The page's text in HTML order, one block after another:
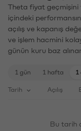
Theta fiyat geçmişini
içindeki
açılış ve kapanış
ve işlem hacmini
günün kuru baz
1 gün 1 hafta 1
Tarih Açılış
Bu tarih